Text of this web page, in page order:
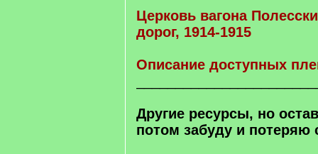
Церковь вагона
дорог, 1914-1915
Описание доступных
Другие ресурсы, но
потом забуду и потеряю